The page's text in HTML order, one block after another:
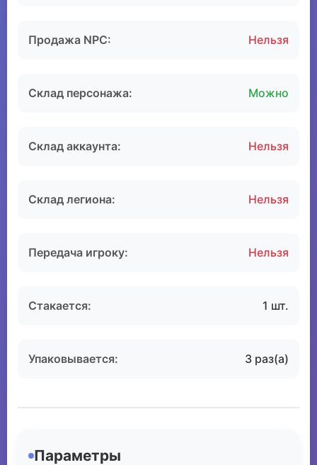
Продажа NPC: Нельзя
Склад персонажа: Можно
Склад аккаунта: Нельзя
Склад легиона: Нельзя
Передача игроку: Нельзя
Стакается: 1 шт.
Упаковывается: 3 раз(а)
Параметры